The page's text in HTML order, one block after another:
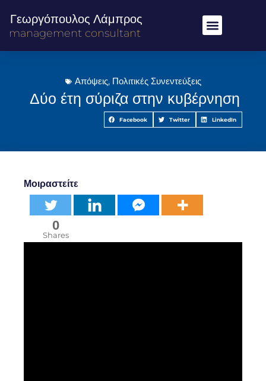
Γεωργόπουλος Λάμπρος
management consultant
Απόψεις, Πολιτικές Συνεντεύξεις
Δύο έτη σύριζα στην κυβέρνηση
Facebook Twitter LinkedIn
Μοιραστείτε
0
Shares